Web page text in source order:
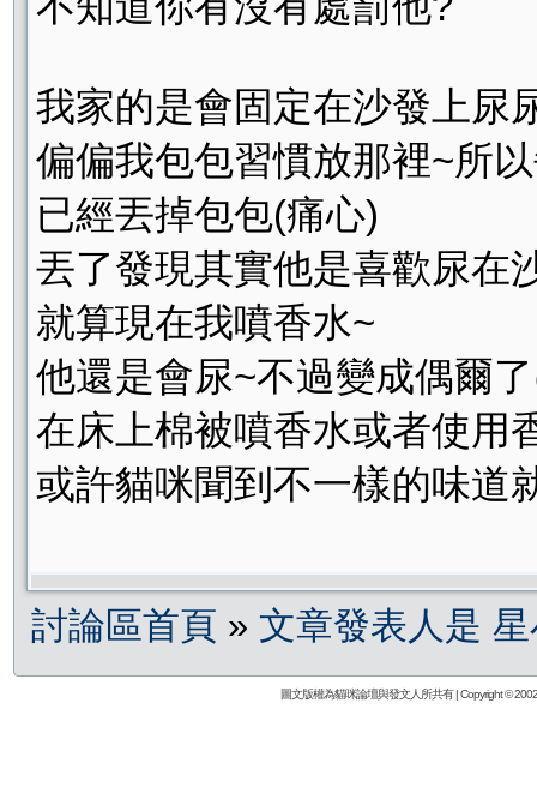
我家的是會固定在沙發上尿
偏偏我包包習慣放那裡~所
已經丟掉包包(痛心)
丟了發現其實他是喜歡尿在
就算現在我噴香水~
他還是會尿~不過變成偶爾
在床上棉被噴香水或者使用
或許貓咪聞到不一樣的味道
討論區首頁 » 文章發表人是
圖文版權為貓咪論壇與發文人所共有 | Copyright ©